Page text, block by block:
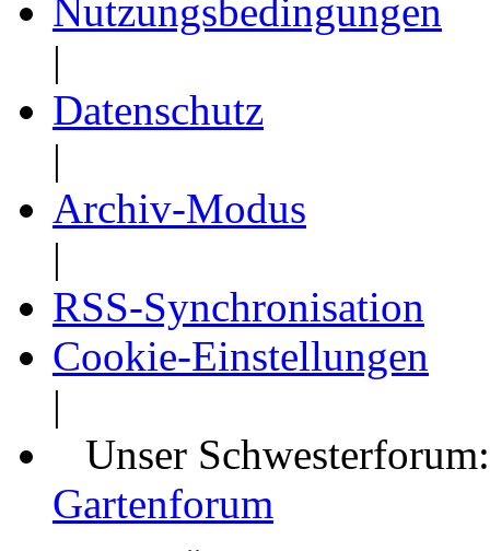
Nutzungsbedingungen
|
Datenschutz
|
Archiv-Modus
|
RSS-Synchronisation
Cookie-Einstellungen
|
Unser
Gartenforum